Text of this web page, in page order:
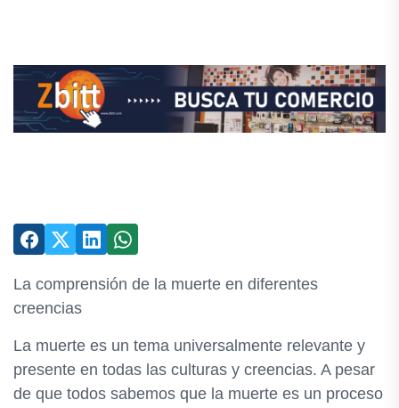
La comprensión de la muerte en diferentes
creencias
La muerte es un tema universalmente relevante y
presente en todas las culturas y creencias. A pesar
de que todos sabemos que la muerte es un proceso